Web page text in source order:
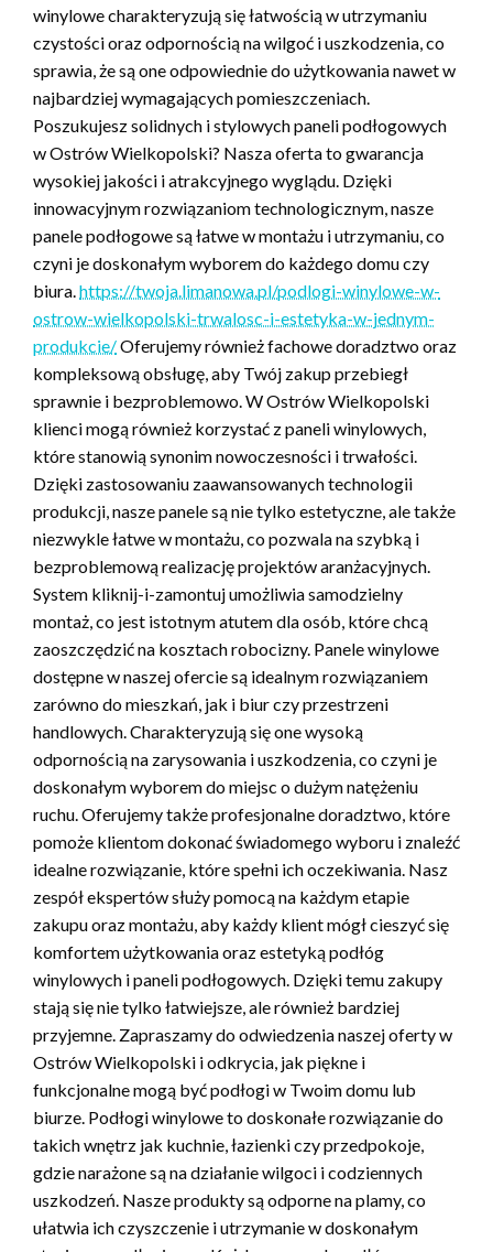
winylowe charakteryzują się łatwością w utrzymaniu
czystości oraz odpornością na wilgoć i uszkodzenia, co
sprawia, że są one odpowiednie do użytkowania nawet w
najbardziej wymagających pomieszczeniach.
Poszukujesz solidnych i stylowych paneli podłogowych
w Ostrów Wielkopolski? Nasza oferta to gwarancja
wysokiej jakości i atrakcyjnego wyglądu. Dzięki
innowacyjnym rozwiązaniom technologicznym, nasze
panele podłogowe są łatwe w montażu i utrzymaniu, co
czyni je doskonałym wyborem do każdego domu czy
biura.https://twoja.limanowa.pl/podlogi-winylowe-w-
ostrow-wielkopolski-trwalosc-i-estetyka-w-jednym-
produkcie/Oferujemy również fachowe doradztwo oraz
kompleksową obsługę, aby Twój zakup przebiegł
sprawnie i bezproblemowo. W Ostrów Wielkopolski
klienci mogą również korzystać z paneli winylowych,
które stanowią synonim nowoczesności i trwałości.
Dzięki zastosowaniu zaawansowanych technologii
produkcji, nasze panele są nie tylko estetyczne, ale także
niezwykle łatwe w montażu, co pozwala na szybką i
bezproblemową realizację projektów aranżacyjnych.
System kliknij-i-zamontuj umożliwia samodzielny
montaż, co jest istotnym atutem dla osób, które chcą
zaoszczędzić na kosztach robocizny. Panele winylowe
dostępne w naszej ofercie są idealnym rozwiązaniem
zarówno do mieszkań, jak i biur czy przestrzeni
handlowych. Charakteryzują się one wysoką
odpornością na zarysowania i uszkodzenia, co czyni je
doskonałym wyborem do miejsc o dużym natężeniu
ruchu. Oferujemy także profesjonalne doradztwo, które
pomoże klientom dokonać świadomego wyboru i znaleźć
idealne rozwiązanie, które spełni ich oczekiwania. Nasz
zespół ekspertów służy pomocą na każdym etapie
zakupu oraz montażu, aby każdy klient mógł cieszyć się
komfortem użytkowania oraz estetyką podłóg
winylowych i paneli podłogowych. Dzięki temu zakupy
stają się nie tylko łatwiejsze, ale również bardziej
przyjemne. Zapraszamy do odwiedzenia naszej oferty w
Ostrów Wielkopolski i odkrycia, jak piękne i
funkcjonalne mogą być podłogi w Twoim domu lub
biurze. Podłogi winylowe to doskonałe rozwiązanie do
takich wnętrz jak kuchnie, łazienki czy przedpokoje,
gdzie narażone są na działanie wilgoci i codziennych
uszkodzeń. Nasze produkty są odporne na plamy, co
ułatwia ich czyszczenie i utrzymanie w doskonałym